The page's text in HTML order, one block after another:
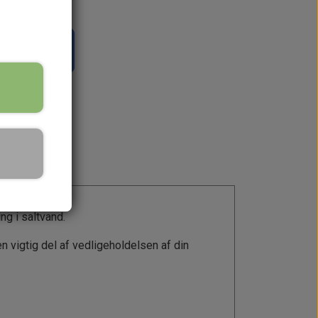
i saltvand.
vigtig del af vedligeholdelsen af din